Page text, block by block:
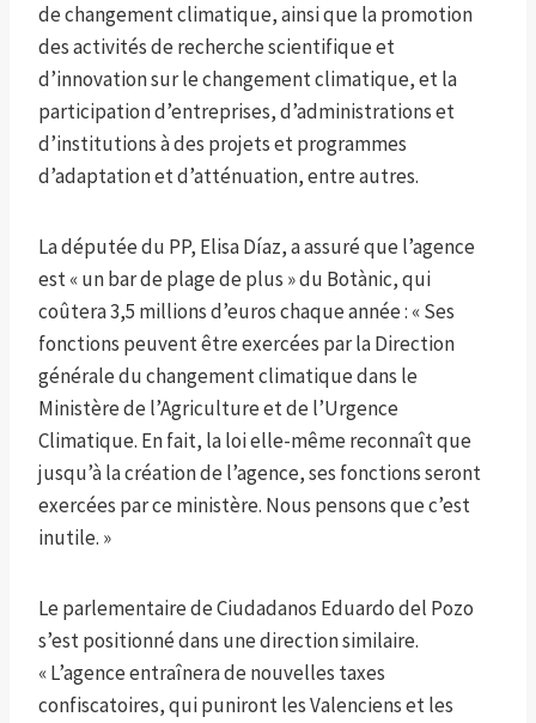
de changement climatique, ainsi que la promotion
des activités de recherche scientifique et
d’innovation sur le changement climatique, et la
participation d’entreprises, d’administrations et
d’institutions à des projets et programmes
d’adaptation et d’atténuation, entre autres.
La députée du PP, Elisa Díaz, a assuré que l’agence
est « un bar de plage de plus » du Botànic, qui
coûtera 3,5 millions d’euros chaque année : « Ses
fonctions peuvent être exercées par la Direction
générale du changement climatique dans le
Ministère de l’Agriculture et de l’Urgence
Climatique. En fait, la loi elle-même reconnaît que
jusqu’à la création de l’agence, ses fonctions seront
exercées par ce ministère. Nous pensons que c’est
inutile. »
Le parlementaire de Ciudadanos Eduardo del Pozo
s’est positionné dans une direction similaire.
« L’agence entraînera de nouvelles taxes
confiscatoires, qui puniront les Valenciens et les